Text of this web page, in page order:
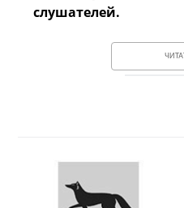
слушателей.